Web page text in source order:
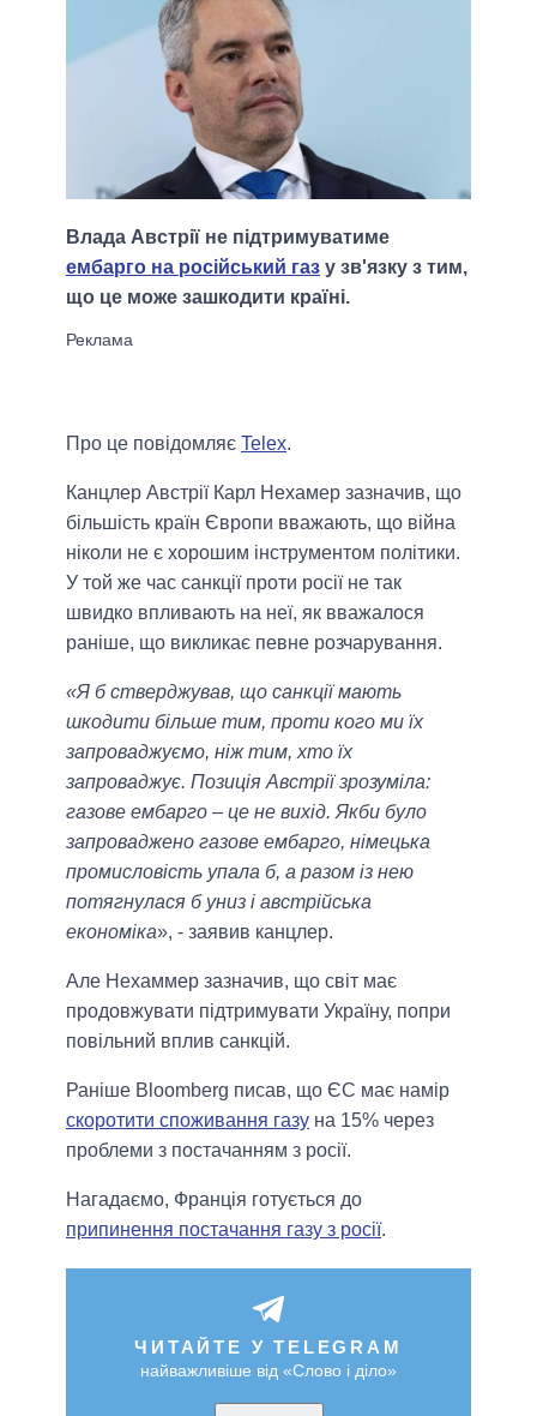
Влада Австрії не підтримуватиме
ембарго на російський газ у зв'язку з тим,
що це може зашкодити країні.
Про це повідомляє Telex.
Канцлер Австрії Карл Нехамер зазначив, що
більшість країн Європи вважають, що війна
ніколи не є хорошим інструментом політики.
У той же час санкції проти росії не так
швидко впливають на неї, як вважалося
раніше, що викликає певне розчарування.
«Я б стверджував, що санкції мають
шкодити більше тим, проти кого ми їх
запроваджуємо, ніж тим, хто їх
запроваджує. Позиція Австрії зрозуміла:
газове ембарго – це не вихід. Якби було
запроваджено газове ембарго, німецька
промисловість упала б, а разом із нею
потягнулася б униз і австрійська
економіка», - заявив канцлер.
Але Нехаммер зазначив, що світ має
продовжувати підтримувати Україну, попри
повільний вплив санкцій.
Раніше Bloomberg писав, що ЄС має намір
скоротити споживання газу на 15% через
проблеми з постачанням з росії.
Нагадаємо, Франція готується до
припинення постачання газу з росії.
ЧИТАЙТЕ У TELEGRAM
найважливіше від «Слово і діло»